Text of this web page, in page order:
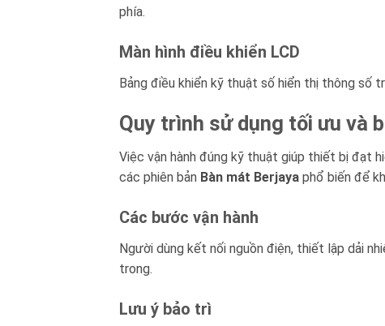
phía.
Màn hình điều khiển LCD
Bảng điều khiển kỹ thuật số hiển thị thông số
Quy trình sử dụng tối ưu và
Việc vận hành đúng kỹ thuật giúp thiết bị đạt
các phiên bản Bàn mát Berjaya phổ biến để
Các bước vận hành
Người dùng kết nối nguồn điện, thiết lập dải
trong.
Lưu ý bảo trì